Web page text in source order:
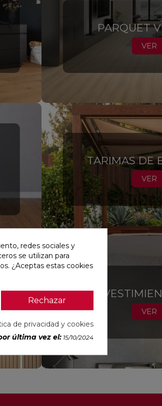
PARQUET
VER
TARIMAS DE
VER
VER
redes sociales y
se utilizan para
¿Aceptas estas cookies
Rechazar
de privacidad y cookies
última vez el: 15/10/2024